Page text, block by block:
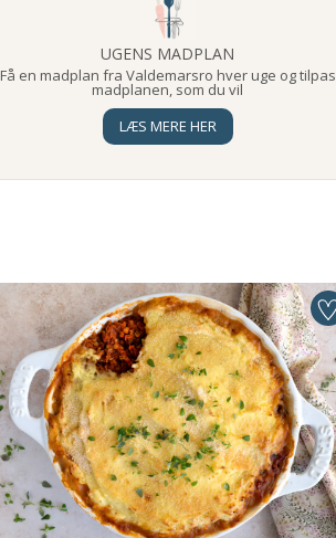
UGENS MADPLAN
Få en madplan fra Valdemarsro hver uge og tilpas
madplanen, som du vil
LÆS MERE HER